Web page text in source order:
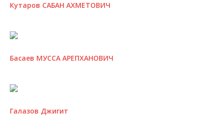
Кутаров САБАН АХМЕТОВИЧ
Басаев МУССА АРЕПХАНОВИЧ
Галазов Джигит